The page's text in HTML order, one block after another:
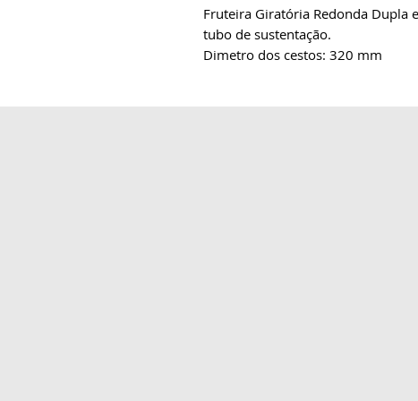
Fruteira Giratória Redonda Dupla
tubo de sustentação.
Dimetro dos cestos: 320 mm